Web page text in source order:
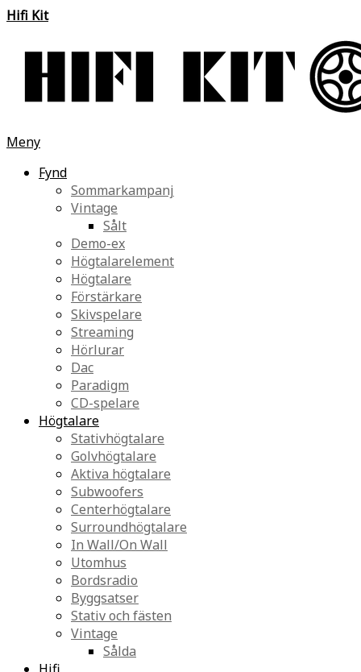
Hifi Kit
Meny
Fynd
Sommarkampanj
Vintage
Sålt
Demo-ex
Högtalarelement
Högtalare
Förstärkare
Skivspelare
Streaming
Hörlurar
Dac
Paradigm
CD-spelare
Högtalare
Stativhögtalare
Golvhögtalare
Aktiva högtalare
Subwoofers
Centerhögtalare
Surroundhögtalare
In Wall/On Wall
Utomhus
Bordsradio
Byggsatser
Stativ och fästen
Vintage
Sålda